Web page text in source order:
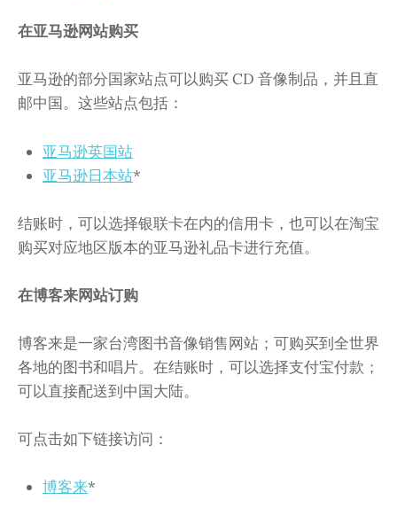
在亚马逊网站购买
亚马逊的部分国家站点可以购买 CD 音像制品，并且直
邮中国。这些站点包括：
亚马逊英国站
亚马逊日本站*
结账时，可以选择银联卡在内的信用卡，也可以在淘宝
购买对应地区版本的亚马逊礼品卡进行充值。
在博客来网站订购
博客来是一家台湾图书音像销售网站；可购买到全世界
各地的图书和唱片。在结账时，可以选择支付宝付款；
可以直接配送到中国大陆。
可点击如下链接访问：
博客来*